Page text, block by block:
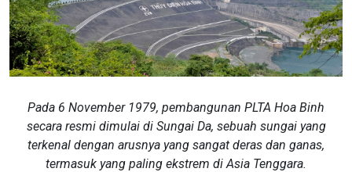
​​​​​​Pada 6 November 1979, pembangunan PLTA Hoa Binh
secara resmi dimulai di Sungai Da, sebuah sungai yang
terkenal dengan arusnya yang sangat deras dan ganas,
termasuk yang paling ekstrem di Asia Tenggara.